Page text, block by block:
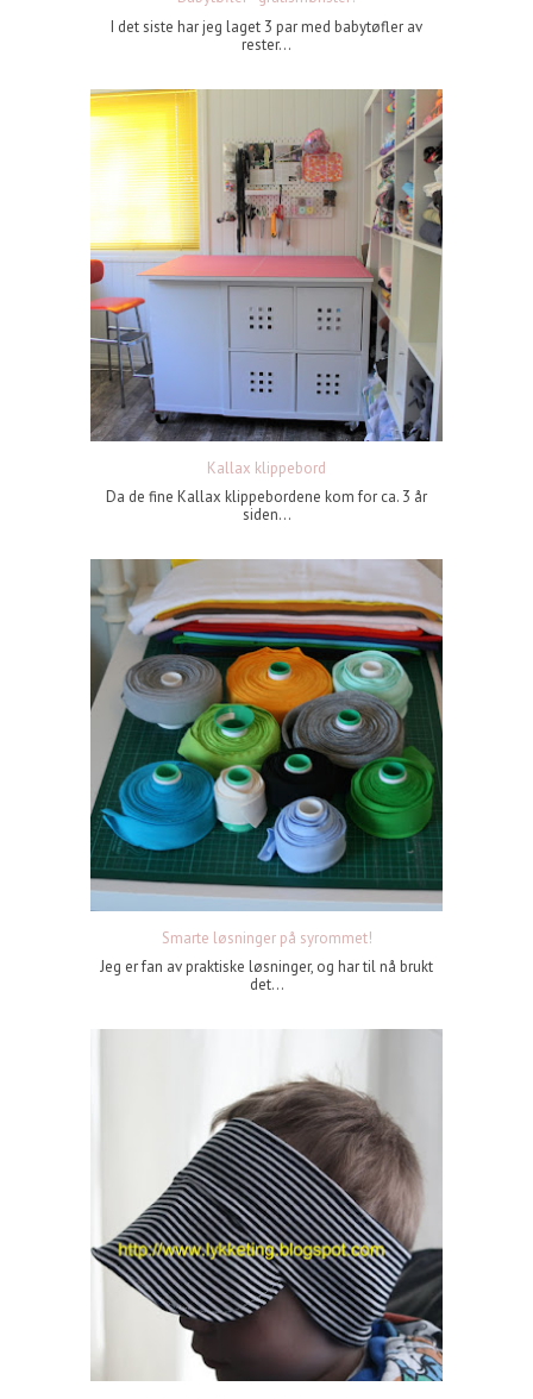
I det siste har jeg laget 3 par med babytøfler av
rester...
Kallax klippebord
Da de fine Kallax klippebordene kom for ca. 3 år
siden...
Smarte løsninger på syrommet!
Jeg er fan av praktiske løsninger, og har til nå brukt
det...